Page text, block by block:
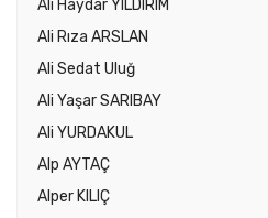
Ali Haydar YILDIRIM
Ali Rıza ARSLAN
Ali Sedat Uluğ
Ali Yaşar SARIBAY
Ali YURDAKUL
Alp AYTAÇ
Alper KILIÇ